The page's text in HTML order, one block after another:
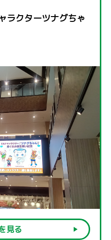
ラクターツナグちゃ
見る